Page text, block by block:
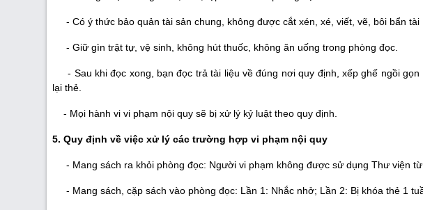
- Có ý thức bảo quản tài sản chung, không được cắt xén, xé, viết, vẽ, bôi bẩn tài
- Giữ gìn trật tự, vệ sinh, không hút thuốc, không ăn uống trong phòng đọc.
- Sau khi đọc xong, bạn đọc trả tài liệu về đúng nơi quy định, xếp ghế ngồi
lại thẻ.
- Mọi hành vi vi phạm nội quy sẽ bị xử lý kỷ luật theo quy định.
5. Quy định về việc xử lý các trường hợp vi phạm nội quy
- Mang sách ra khỏi phòng đọc: Người vi phạm không được sử dụng Thư viện
- Mang sách, cặp sách vào phòng đọc: Lần 1: Nhắc nhở; Lần 2: Bị khóa thẻ 1